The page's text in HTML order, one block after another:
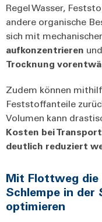
Regel Wasser,
andere organische
sich mit
aufkonzentrieren
Trocknung
Zudem können
Feststoffanteile
Volumen kann
Kosten bei
deutlich reduziert
Mit Flottweg die
Schlempe in
optimieren